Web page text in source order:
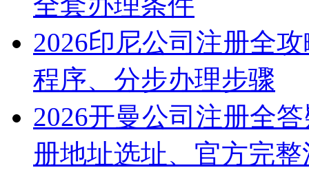
2026印尼公司注册全
程序、分步办理步骤
2026开曼公司注册全
册地址选址、官方完